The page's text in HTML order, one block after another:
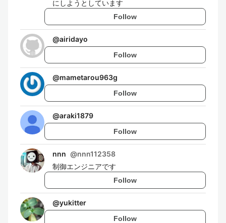
にしようとしています
Follow
@airidayo
Follow
@mametarou963g
Follow
@araki1879
Follow
nnn @nnn112358
制御エンジニアです
Follow
@yukitter
Follow